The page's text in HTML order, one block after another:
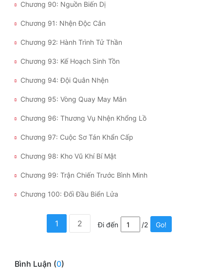
Chương 90: Nguồn Biến Dị
Chương 91: Nhện Độc Cắn
Chương 92: Hành Trình Tử Thần
Chương 93: Kế Hoạch Sinh Tồn
Chương 94: Đội Quân Nhện
Chương 95: Vòng Quay May Mắn
Chương 96: Thương Vụ Nhện Khổng Lồ
Chương 97: Cuộc Sơ Tán Khẩn Cấp
Chương 98: Kho Vũ Khí Bí Mật
Chương 99: Trận Chiến Trước Bình Minh
Chương 100: Đối Đầu Biển Lửa
1 2 Đi đến /2 Go!
Bình Luận (0)